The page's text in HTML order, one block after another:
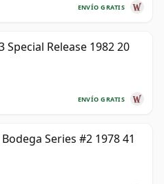
ENVÍO GRATIS
Special Release 1982 20
ENVÍO GRATIS
Series #2 1978 41